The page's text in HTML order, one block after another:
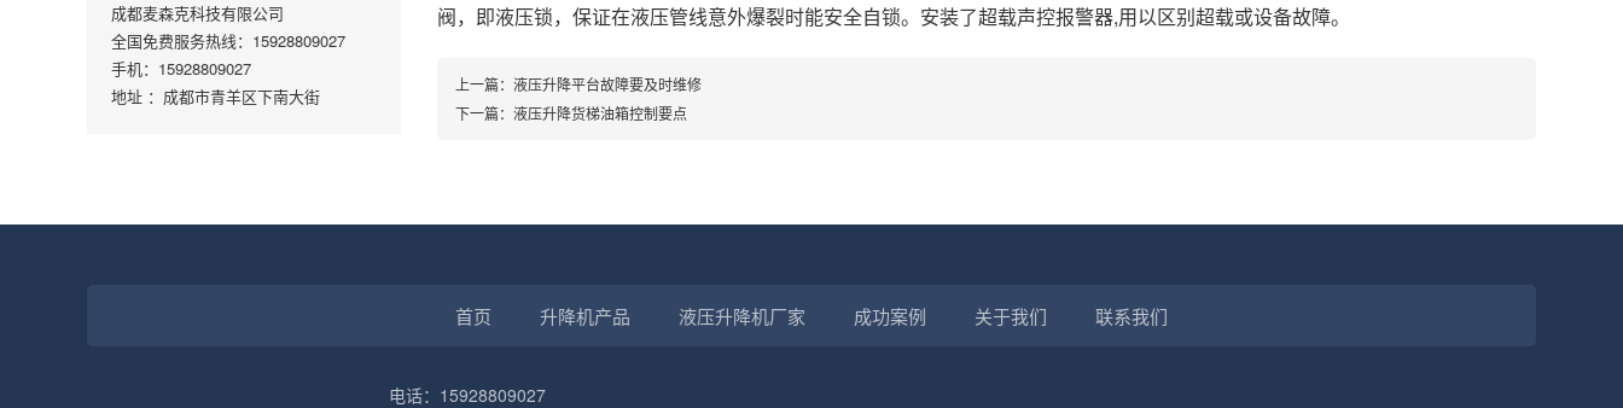
成都麦森克科技有限公司
全国免费服务热线：15928809027
手机：15928809027
地址 ：成都市青羊区下南大街
阀，即液压锁，保证在液压管线意外爆裂时能安全自锁。安装了超载声控报警器,用以区别超载或设备故障。
上一篇： 液压升降平台故障要及时维修
下一篇： 液压升降货梯油箱控制要点
首页 升降机产品 液压升降机厂家 成功案例 关于我们 联系我们
电话：15928809027